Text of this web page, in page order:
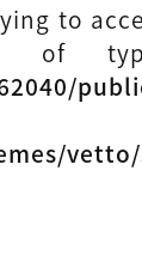
to
of